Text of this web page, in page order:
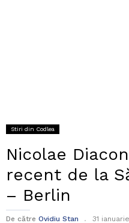
Stiri din Codlea
Nicolae
recent de la
– Berlin
De către Ovidiu Stan 31